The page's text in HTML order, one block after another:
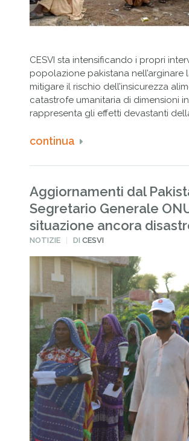
CESVI sta intensificando i propri
popolazione pakistana
mitigare il rischio dell’insicurezza
catastrofe umanitaria di dimensioni
rappresenta gli effetti devastanti
continua
Aggiornamenti dal
Segretario Generale
situazione ancora
PUBBLICATO
NOTIZIE DICESVI